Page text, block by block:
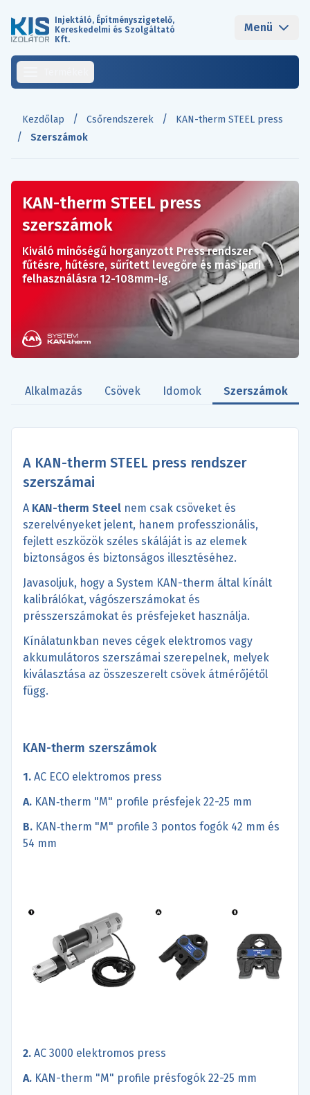
Injektáló, Építményszigetelő,
Kereskedelmi és Szolgáltató
Kft.
Menü
Kezdőlap / Csőrendszerek / KAN-therm STEEL press
/ Szerszámok
KAN-therm STEEL press
szerszámok
Kiváló minőségű horganyzott Press rendszer
fűtésre, hűtésre, sűrített levegőre és más ipari
felhasználásra 12-108mm-ig.
Alkalmazás Csövek Idomok Szerszámok
A KAN-therm STEEL press rendszer
szerszámai
A KAN-therm Steel nem csak csöveket és
szerelvényeket jelent, hanem professzionális,
fejlett eszközök széles skáláját is az elemek
biztonságos és biztonságos illesztéséhez.
Javasoljuk, hogy a System KAN-therm által kínált
kalibrálókat, vágószerszámokat és
présszerszámokat és présfejeket használja.
Kínálatunkban neves cégek elektromos vagy
akkumulátoros szerszámai szerepelnek, melyek
kiválasztása az összeszerelt csövek átmérőjétől
függ.
KAN-therm szerszámok
1. AC ECO elektromos press
A. KAN‑therm "M" profile présfejek 22-25 mm
B. KAN‑therm "M" profile 3 pontos fogók 42 mm és
54 mm
2. AC 3000 elektromos press
A. KAN-therm "M" profile présfogók 22-25 mm